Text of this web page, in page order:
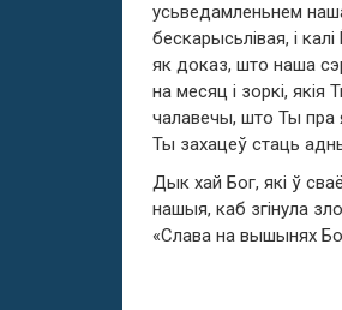
усьведамленьнем
бескарысьлівая, і
як доказ, што наша
на месяц і зоркі,
чалавечы, што Ты пра
Ты захацеў стаць
Дык хай Бог, які ў
нашыя, каб згінула
«Слава на вышынях